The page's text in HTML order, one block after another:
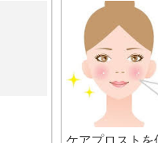
ラネ
その他・お悩みまとめ
推奨花粉99％
ク作成！環境
単